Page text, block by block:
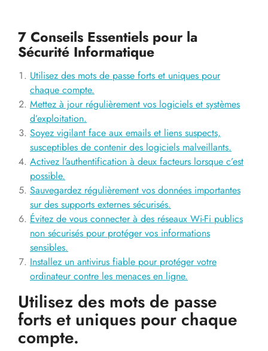
7 Conseils Essentiels pour la
Sécurité Informatique
Utilisez des mots de passe forts et uniques pour
chaque compte.
Mettez à jour régulièrement vos logiciels et systèmes
d’exploitation.
Soyez vigilant face aux emails et liens suspects,
susceptibles de contenir des logiciels malveillants.
Activez l’authentification à deux facteurs lorsque c’est
possible.
Sauvegardez régulièrement vos données importantes
sur des supports externes sécurisés.
Évitez de vous connecter à des réseaux Wi-Fi publics
non sécurisés pour protéger vos informations
sensibles.
Installez un antivirus fiable pour protéger votre
ordinateur contre les menaces en ligne.
Utilisez des mots de passe
forts et uniques pour chaque
compte.